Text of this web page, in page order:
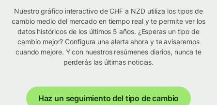
Nuestro gráfico interactivo de CHF a NZD utiliza los tipos de
cambio medio del mercado en tiempo real y te permite ver los
datos históricos de los últimos 5 años. ¿Esperas un tipo de
cambio mejor? Configura una alerta ahora y te avisaremos
cuando mejore. Y con nuestros resúmenes diarios, nunca te
perderás las últimas noticias.
Haz un seguimiento del tipo de cambio